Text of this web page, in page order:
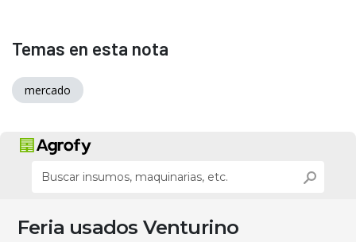
Temas en esta nota
mercado
Feria usados Venturino